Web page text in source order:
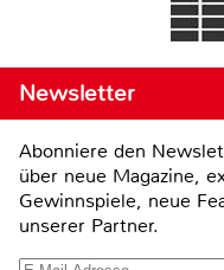
Newsletter
Abonniere den
über neue Magazine,
Gewinnspiele, neue
unserer Partner.